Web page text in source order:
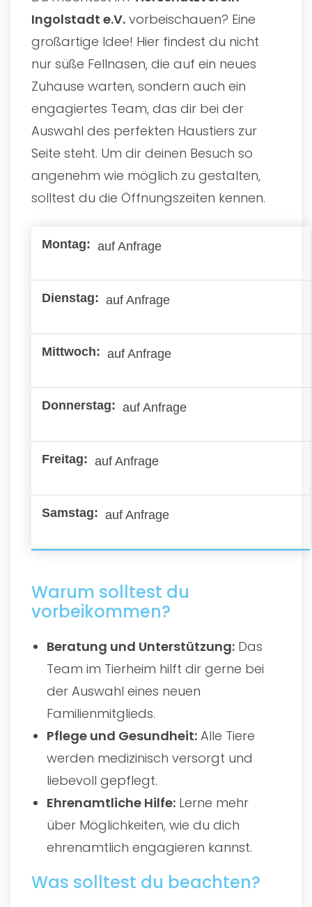
Ingolstadt e.V. vorbeischauen? Eine
großartige Idee! Hier findest du nicht
nur süße Fellnasen, die auf ein neues
Zuhause warten, sondern auch ein
engagiertes Team, das dir bei der
Auswahl des perfekten Haustiers zur
Seite steht. Um dir deinen Besuch so
angenehm wie möglich zu gestalten,
solltest du die Öffnungszeiten kennen.
auf Anfrage
auf Anfrage
auf Anfrage
auf Anfrage
auf Anfrage
auf Anfrage
Warum solltest du
vorbeikommen?
Beratung und Unterstützung: Das
Team im Tierheim hilft dir gerne bei
der Auswahl eines neuen
Familienmitglieds.
Pflege und Gesundheit: Alle Tiere
werden medizinisch versorgt und
liebevoll gepflegt.
Ehrenamtliche Hilfe: Lerne mehr
über Möglichkeiten, wie du dich
ehrenamtlich engagieren kannst.
Was solltest du beachten?